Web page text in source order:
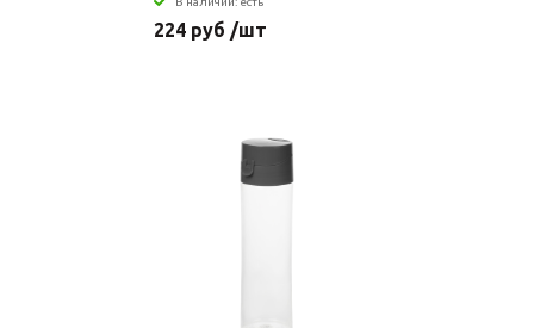
224 руб /шт